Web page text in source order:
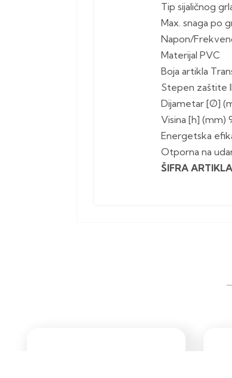
Tip sijaličnog
Max. snaga po
Napon/
Materijal PVC
Boja artikla
Stepen zaštite
Dijametar [Ø]
Visina [h] (mm)
Energetska
Otporna na
ŠIFRA